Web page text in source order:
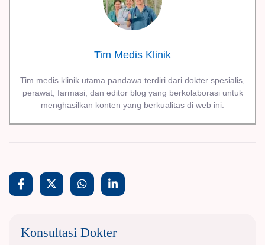
Tim Medis Klinik
Tim medis klinik utama pandawa terdiri dari dokter spesialis,
perawat, farmasi, dan editor blog yang berkolaborasi untuk
menghasilkan konten yang berkualitas di web ini.
Konsultasi Dokter